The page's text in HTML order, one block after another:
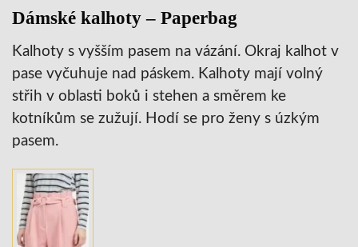
Dámské kalhoty – Paperbag
Kalhoty s vyšším pasem na vázání. Okraj kalhot v
pase vyčuhuje nad páskem. Kalhoty mají volný
střih v oblasti boků i stehen a směrem ke
kotníkům se zužují. Hodí se pro ženy s úzkým
pasem.